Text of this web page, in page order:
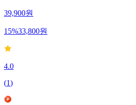
39,900원
15%33,800원
4.0
(1)